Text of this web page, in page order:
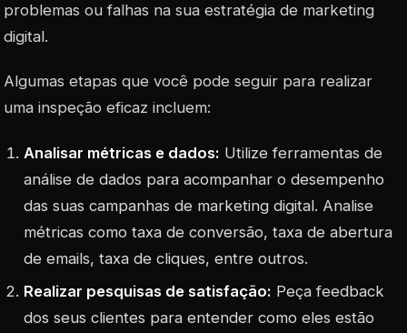
problemas ou falhas na sua estratégia de marketing
digital.
Algumas etapas que você pode seguir para realizar
uma inspeção eficaz incluem:
Analisar métricas e dados: Utilize ferramentas de
análise de dados para acompanhar o desempenho
das suas campanhas de marketing digital. Analise
métricas como taxa de conversão, taxa de abertura
de emails, taxa de cliques, entre outros.
Realizar pesquisas de satisfação: Peça feedback
dos seus clientes para entender como eles estão